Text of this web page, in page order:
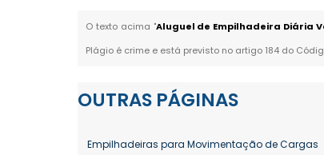
O texto acima "Aluguel de Empilhadeira Diária
Plágio é crime e está previsto no artigo 184 do
OUTRAS PÁGINAS
Empilhadeiras para Movimentação de Cargas